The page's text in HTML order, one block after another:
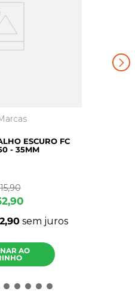
ESCURO FC
- 35MM
,90
,90
,90sem juros
AO